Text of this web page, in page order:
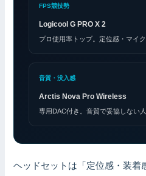
FPS競技勢
Logicool G PRO X 2
プロ使用率トップ。定位感・マイ
音質・没入感
Arctis Nova Pro Wireless
専用DAC付き。音質で妥協しない
ヘッドセットは「定位感・装着